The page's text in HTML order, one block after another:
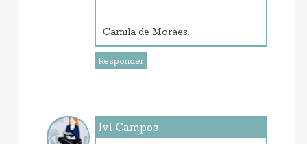
Camila de Moraes.
Responder
Ivi Campos